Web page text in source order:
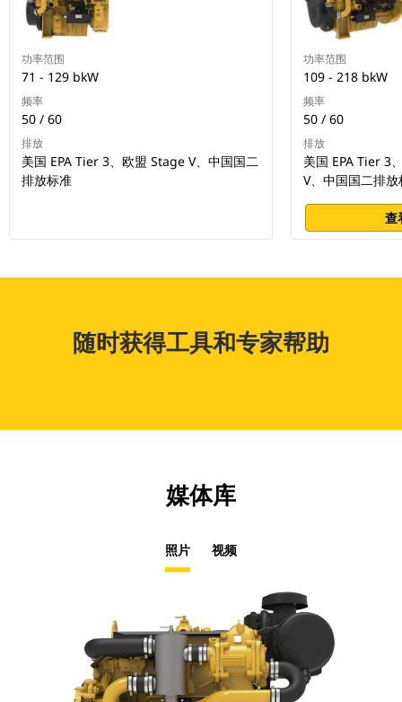
功率范围
71 - 129 bkW
频率
50 / 60
排放
美国 EPA Tier 3、欧盟 Stage V、中国国二
排放标准
功率范围
109 - 218 bkW
频率
50 / 60
排放
美国 EPA Tier 3
V、中国国二排放
查
随时获得工具和专家帮助
媒体库
照片 视频